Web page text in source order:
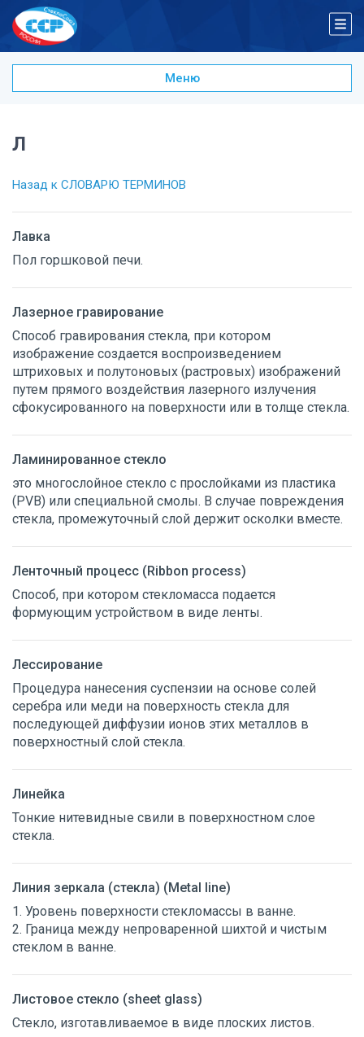
Меню
В
Д
И
К
Н
О
П
Р
С
Т
У
Ф
Ц
Ч
Щ
Э
Я
Л
Назад к СЛОВАРЮ ТЕРМИНОВ
Лавка
Пол горшковой печи.
Лазерное гравирование
Способ гравирования стекла, при котором
изображение создается воспроизведением
штриховых и полутоновых (растровых) изображений
путем прямого воздействия лазерного излучения
сфокусированного на поверхности или в толще стекла.
Ламинированное стекло
это многослойное стекло с прослойками из пластика
(PVB) или специальной смолы. В случае повреждения
стекла, промежуточный слой держит осколки вместе.
Ленточный процесс (Ribbon process)
Способ, при котором стекломасса подается
формующим устройством в виде ленты.
Лессирование
Процедура нанесения суспензии на основе солей
серебра или меди на поверхность стекла для
последующей диффузии ионов этих металлов в
поверхностный слой стекла.
Линейка
Тонкие нитевидные свили в поверхностном слое
стекла.
Линия зеркала (стекла) (Metal line)
1. Уровень поверхности стекломассы в ванне.
2. Граница между непроваренной шихтой и чистым
стеклом в ванне.
Листовое стекло (sheet glass)
Стекло, изготавливаемое в виде плоских листов.